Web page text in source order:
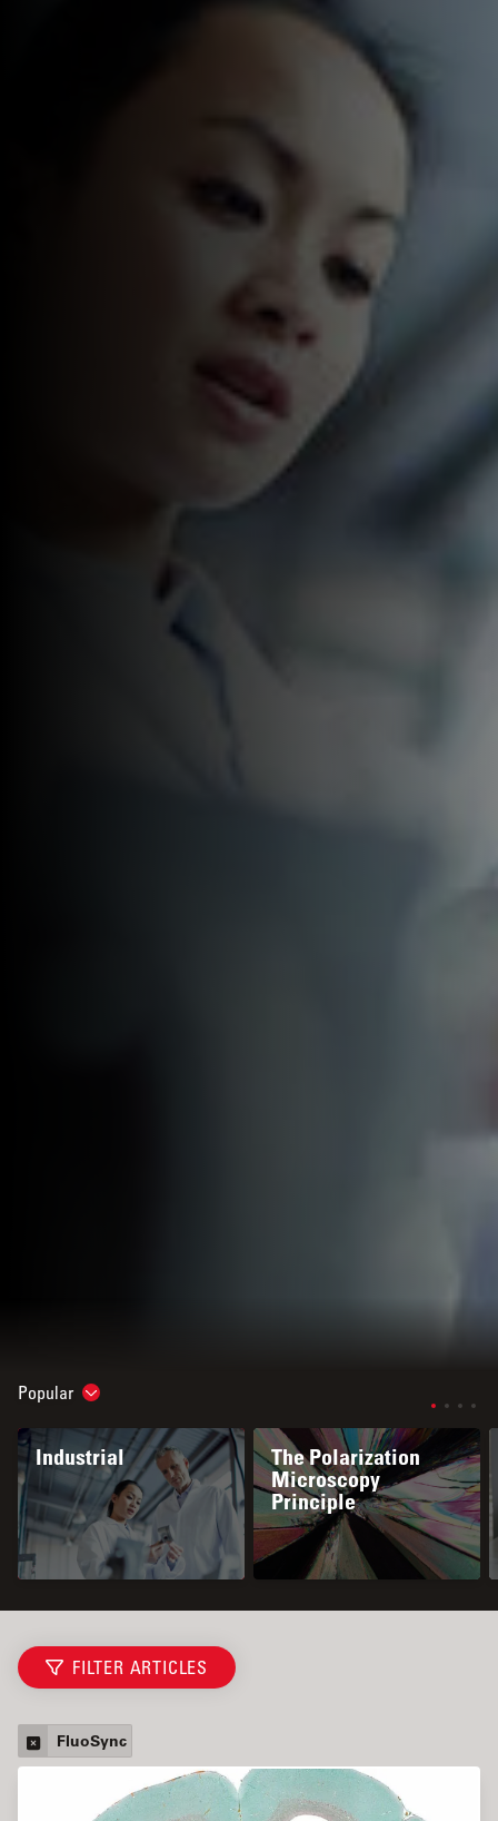
Popular Show subnavigation
Industrial
The Polarization
Microscopy
Principle
FILTER ARTICLES
FluoSync